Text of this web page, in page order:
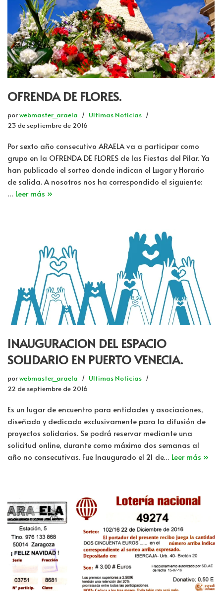
OFRENDA DE FLORES.
porwebmaster_araela
Ultimas Noticias
23 de septiembre de 2016
Por sexto año consecutivo ARAELA va a participar como
grupo en la OFRENDA DE FLORES de las Fiestas del Pilar. Ya
han publicado el sorteo donde indican el Lugar y Horario
de salida. A nosotros nos ha correspondido el siguiente:
… Leer más »
INAUGURACION DEL ESPACIO
SOLIDARIO EN PUERTO VENECIA.
porwebmaster_araela
Ultimas Noticias
22 de septiembre de 2016
Es un lugar de encuentro para entidades y asociaciones,
diseñado y dedicado exclusivamente para la difusión de
proyectos solidarios. Se podrá reservar mediante una
solicitud online, durante como máximo dos semanas al
año no consecutivas. Fue Inaugurado el 21 de… Leer más »